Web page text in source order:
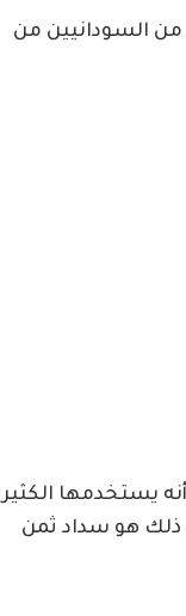
من السودانيين من
يستخدمها الكثير
ذلك هو سداد ثمن